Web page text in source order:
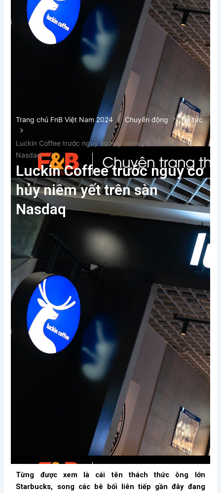
Xem thêm
Trang chủ FnB Việt Nam 2024 Chuyển động Tin tức
Luckin Coffee trước nguy cơ hủy niêm yết trên sàn
Nasdaq
Luckin Coffee trước nguy cơ
hủy niêm yết trên sàn
Nasdaq
Từng được xem là cái tên thách thức ông lớn
Starbucks, song các bê bối liên tiếp gần đây đang